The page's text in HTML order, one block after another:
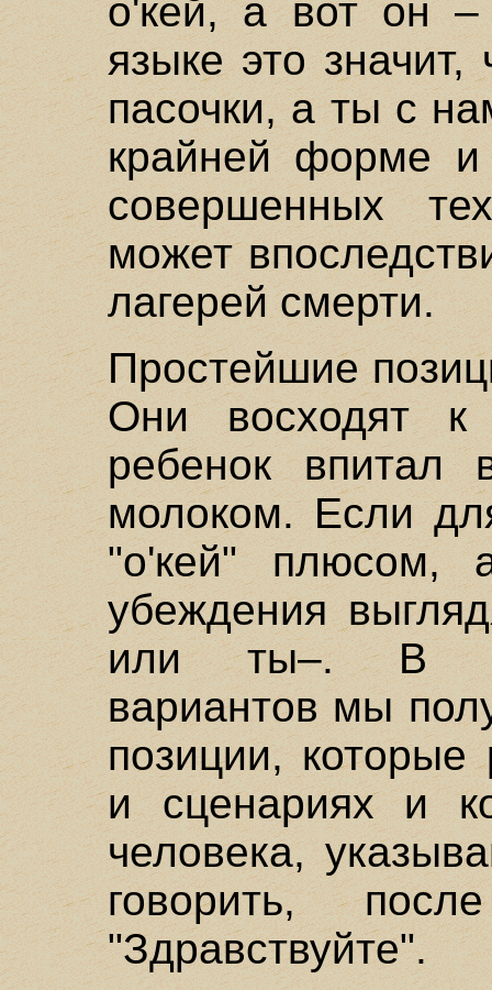
о'кей, а вот он
языке это
пасочки, а ты с
крайней форме
совершенных
может
лагерей смерти.
Простейшие
Они восходят к
ребенок впитал
молоком. Если
"о'кей" плюсом,
убеждения
или ты–. В
вариантов мы
позиции, которые
и сценариях и
человека,
говорить,
"Здравствуйте".